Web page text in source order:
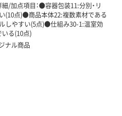
/加点項目：●容器包装11:分別・リ
(10点)●商品本体22:複数素材である
しやすい(5点)●仕組み30-1:温室効
る(10点)
ナル商品